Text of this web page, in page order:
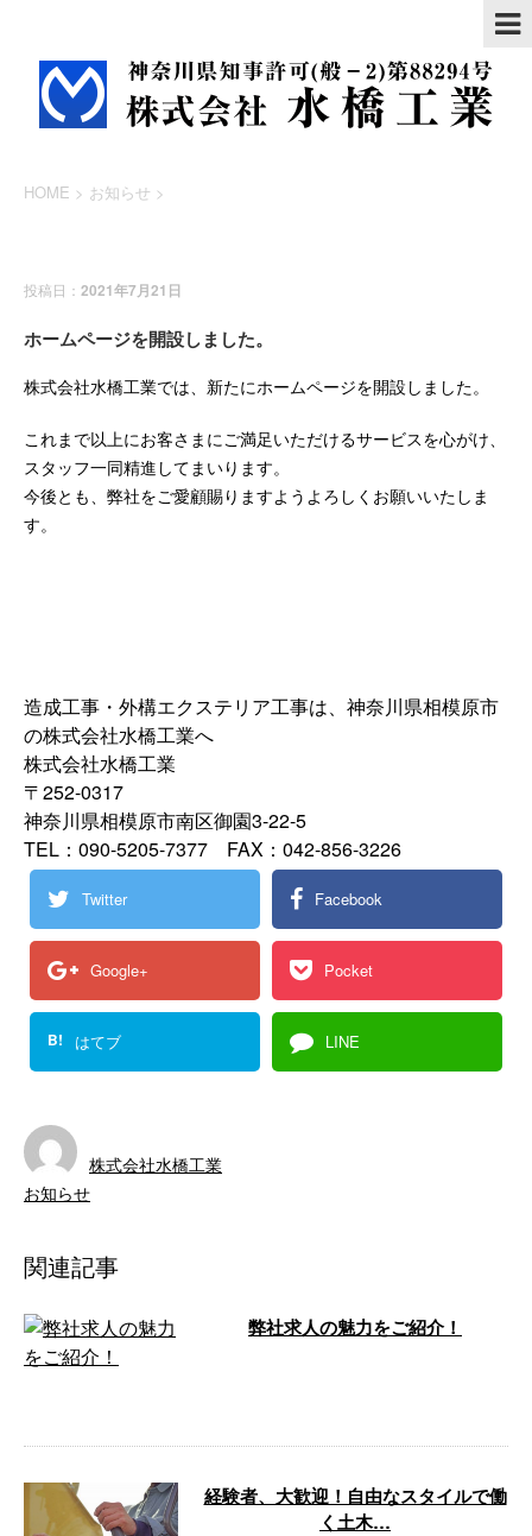
HOME > お知らせ >
投稿日： 2021年7月21日
ホームページを開設しました。
株式会社水橋工業では、新たにホームページを開設しました。
これまで以上にお客さまにご満足いただけるサービスを心がけ、
スタッフ一同精進してまいります。
今後とも、弊社をご愛顧賜りますようよろしくお願いいたしま
す。
造成工事・外構エクステリア工事は、神奈川県相模原市
の株式会社水橋工業へ
株式会社水橋工業
〒252-0317
神奈川県相模原市南区御園3-22-5
TEL：090-5205-7377 FAX：042-856-3226
Twitter Facebook
Google+ Pocket
B! はてブ LINE
株式会社水橋工業
お知らせ
関連記事
弊社求人の魅力をご紹介！
経験者、大歓迎！自由なスタイルで働
く土木…